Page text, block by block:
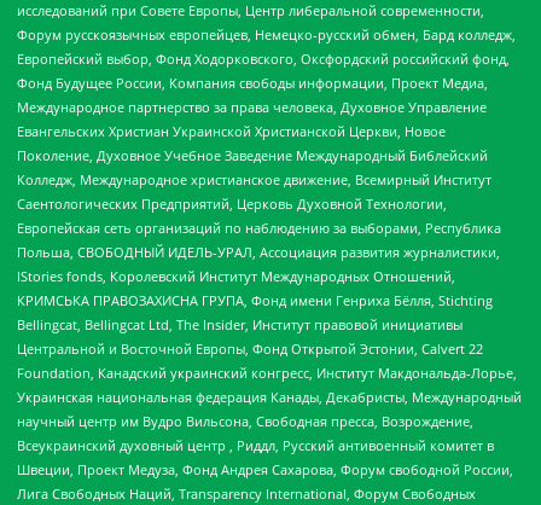
исследований при Совете Европы, Центр либеральной современности,
Форум русскоязычных европейцев, Немецко-русский обмен, Бард колледж,
Европейский выбор, Фонд Ходорковского, Оксфордский российский фонд,
Фонд Будущее России, Компания свободы информации, Проект Медиа,
Международное партнерство за права человека, Духовное Управление
Евангельских Христиан Украинской Христианской Церкви, Новое
Поколение, Духовное Учебное Заведение Международный Библейский
Колледж, Международное христианское движение, Всемирный Институт
Саентологических Предприятий, Церковь Духовной Технологии,
Европейская сеть организаций по наблюдению за выборами, Республика
Польша, СВОБОДНЫЙ ИДЕЛЬ-УРАЛ, Ассоциация развития журналистики,
IStories fonds, Королевский Институт Международных Отношений,
КРИМСЬКА ПРАВОЗАХИСНА ГРУПА, Фонд имени Генриха Бёлля, Stichting
Bellingcat, Bellingcat Ltd, The Insider, Институт правовой инициативы
Центральной и Восточной Европы, Фонд Открытой Эстонии, Calvert 22
Foundation, Канадский украинский конгресс, Институт Макдональда-Лорье,
Украинская национальная федерация Канады, Декабристы, Международный
научный центр им Вудро Вильсона, Свободная пресса, Возрождение,
Всеукраинский духовный центр , Риддл, Русский антивоенный комитет в
Швеции, Проект Медуза, Фонд Андрея Сахарова, Форум свободной России,
Лига Свободных Наций, Transparеncy International, Форум Свободных